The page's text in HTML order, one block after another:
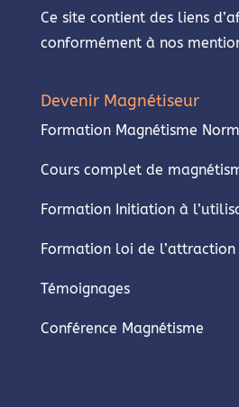
Ce site contient des liens
conformément à nos
Devenir Magnétiseur
Formation Magnétisme
Cours complet de
Formation Initiation à
Formation loi de l’attraction
Témoignages
Conférence Magnétisme